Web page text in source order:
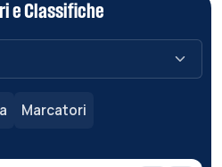
e Classifiche
Marcatori